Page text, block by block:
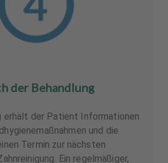
der Behandlung
erhält der Patient Informationen
und die
Termin zur nächsten
Ein regelmäßiger,